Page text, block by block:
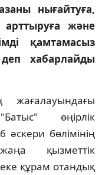
нығайтуға,
арттыруға және
қамтамасыз
хабарлайды
жағалауындағы
өңірлік
бөлімінің
қызметтік
құрам отандық